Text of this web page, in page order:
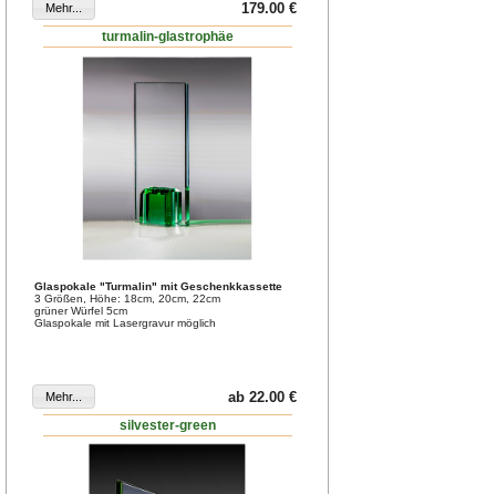
179.00 €
turmalin-glastrophäe
Glaspokale "Turmalin" mit Geschenkkassette
3 Größen, Höhe: 18cm, 20cm, 22cm
grüner Würfel 5cm
Glaspokale mit Lasergravur möglich
ab 22.00 €
silvester-green